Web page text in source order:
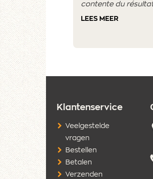
contente du
LEES MEER
Klantenservice
Veelgestelde
vragen
Bestellen
Betalen
Verzenden